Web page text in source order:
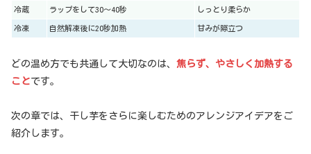
冷蔵 ラップをして30〜40秒 しっとり柔らか
冷凍 自然解凍後に20秒加熱 甘みが際立つ
どの温め方でも共通して大切なのは、 焦らず、やさしく加熱する
ことです。
次の章では、干し芋をさらに楽しむためのアレンジアイデアをご
紹介します。